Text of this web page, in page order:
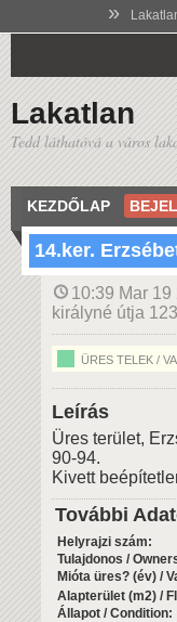
»
Lakatlan
Tedd láthatóvá a város
KEZDŐLAP
14.ker.
10:39 Mar 19
királyné útja
ÜRES TELEK /
Leírás
Üres terület,
90-94.
Kivett
További
Helyrajzi szám:
Tulajdonos /
Mióta üres? (év) /
Alapterület (m2) /
Állapot / Condition: